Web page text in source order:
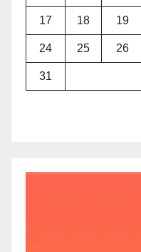
17 18 19
24 25 26
31